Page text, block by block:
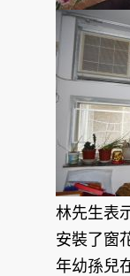
林先生表
安裝了窗
年幼孫兒